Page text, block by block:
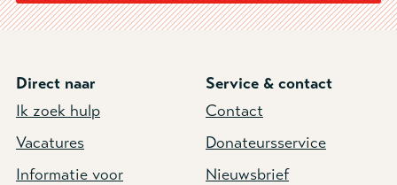
Direct naar
Ik zoek hulp
Vacatures
Informatie voor
Service & contact
Contact
Donateursservice
Nieuwsbrief